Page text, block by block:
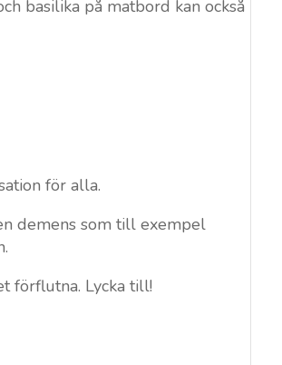
basilika på matbord kan också
för alla.
demens som till exempel
förflutna. Lycka till!